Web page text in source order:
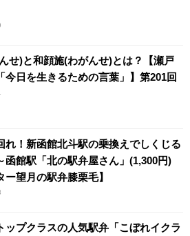
せ)と和顔施(わがんせ)とは？【瀬戸
今日を生きるための言葉」】第201回
れ！新函館北斗駅の乗換えでしくじる
函館駅「北の駅弁屋さん」(1,300円)
ー望月の駅弁膝栗毛】
ップクラスの人気駅弁「こぼれイクラ